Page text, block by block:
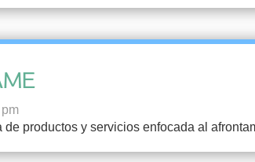
de productos y servicios enfocada al